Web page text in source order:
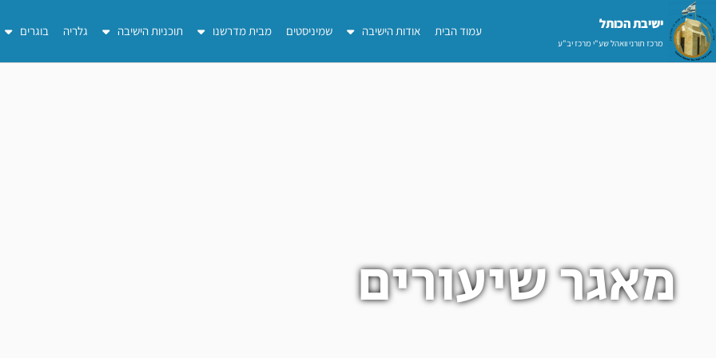
דילוג
לתוכן
ישיבת הכותל​
מרכז תורני וואהל שע"י מרכז יב"ע
עמוד הבית אודות הישיבה שמיניסטים מבית מדרשנו תוכניות הישיבה גלריה בוגרים
מאגר שיעורים